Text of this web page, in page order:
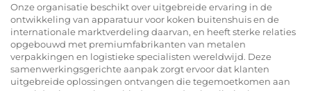
Onze organisatie beschikt over uitgebreide ervaring in de
ontwikkeling van apparatuur voor koken buitenshuis en de
internationale marktverdeling daarvan, en heeft sterke relaties
opgebouwd met premiumfabrikanten van metalen
verpakkingen en logistieke specialisten wereldwijd. Deze
samenwerkingsgerichte aanpak zorgt ervoor dat klanten
uitgebreide oplossingen ontvangen die tegemoetkomen aan